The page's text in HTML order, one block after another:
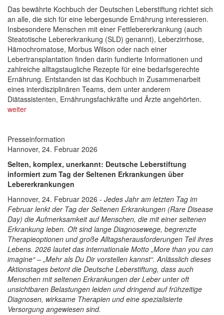
Das bewährte Kochbuch der Deutschen Leberstiftung richtet sich
an alle, die sich für eine lebergesunde Ernährung interessieren.
Insbesondere Menschen mit einer Fettlebererkrankung (auch
Steatotische Lebererkrankung (SLD) genannt), Leberzirrhose,
Hämochromatose, Morbus Wilson oder nach einer
Lebertransplantation finden darin fundierte Informationen und
zahlreiche alltagstaugliche Rezepte für eine bedarfsgerechte
Ernährung. Entstanden ist das Kochbuch in Zusammenarbeit
eines interdisziplinären Teams, dem unter anderem
Diätassistenten, Ernährungsfachkräfte und Ärzte angehörten.
weiter
Presseinformation
Hannover, 24. Februar 2026
Selten, komplex, unerkannt: Deutsche Leberstiftung
informiert zum Tag der Seltenen Erkrankungen über
Lebererkrankungen
Hannover, 24. Februar 2026 - Jedes Jahr am letzten Tag im
Februar lenkt der Tag der Seltenen Erkrankungen (Rare Disease
Day) die Aufmerksamkeit auf Menschen, die mit einer seltenen
Erkrankung leben. Oft sind lange Diagnosewege, begrenzte
Therapieoptionen und große Alltagsherausforderungen Teil ihres
Lebens. 2026 lautet das internationale Motto „More than you can
imagine“ – „Mehr als Du Dir vorstellen kannst“. Anlässlich dieses
Aktionstages betont die Deutsche Leberstiftung, dass auch
Menschen mit seltenen Erkrankungen der Leber unter oft
unsichtbaren Belastungen leiden und dringend auf frühzeitige
Diagnosen, wirksame Therapien und eine spezialisierte
Versorgung angewiesen sind.